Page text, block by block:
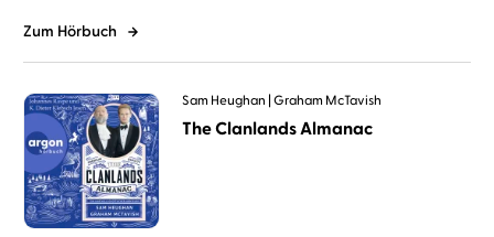
Zum Hörbuch
Sam Heughan Graham McTavish
The Clanlands Almanac